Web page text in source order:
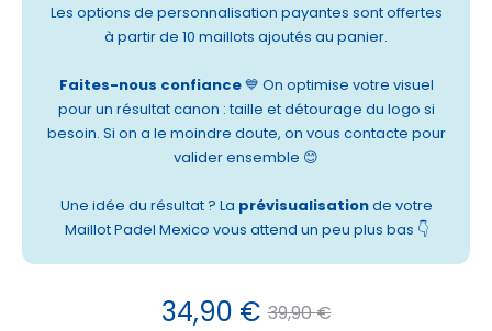
Les options de personnalisation payantes sont offertes
à partir de 10 maillots ajoutés au panier.
Faites-nous confiance💙 On optimise votre visuel
pour un résultat canon : taille et détourage du logo si
besoin. Si on a le moindre doute, on vous contacte pour
valider ensemble 😊
Une idée du résultat ? La prévisualisationde votre
Maillot Padel Mexico vous attend un peu plus bas 👇
39,90€
Le
34,90 €